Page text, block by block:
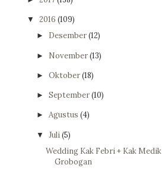
▼ 2016 (109)
► Desember(12)
► November(13)
► Oktober(18)
► September(10)
► Agustus (4)
▼ Juli(5)
Wedding Kak Febri + Kak Medik
Grobogan